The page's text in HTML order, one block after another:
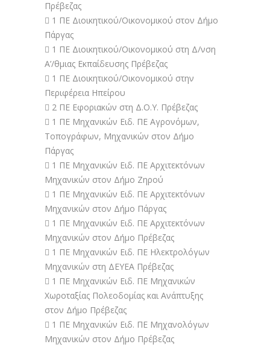
Πρέβεζας
 1 ΠΕ Διοικητικού/Οικονομικού στον Δήμο
Πάργας
 1 ΠΕ Διοικητικού/Οικονομικού στη Δ/νση
Α’/θμιας Εκπαίδευσης Πρέβεζας
 1 ΠΕ Διοικητικού/Οικονομικού στην
Περιφέρεια Ηπείρου
 2 ΠΕ Εφοριακών στη Δ.Ο.Υ. Πρέβεζας
 1 ΠΕ Μηχανικών Ειδ. ΠΕ Αγρονόμων,
Τοπογράφων, Μηχανικών στον Δήμο
Πάργας
 1 ΠΕ Μηχανικών Ειδ. ΠΕ Αρχιτεκτόνων
Μηχανικών στον Δήμο Ζηρού
 1 ΠΕ Μηχανικών Ειδ. ΠΕ Αρχιτεκτόνων
Μηχανικών στον Δήμο Πάργας
 1 ΠΕ Μηχανικών Ειδ. ΠΕ Αρχιτεκτόνων
Μηχανικών στον Δήμο Πρέβεζας
 1 ΠΕ Μηχανικών Ειδ. ΠΕ Ηλεκτρολόγων
Μηχανικών στη ΔΕΥΕΑ Πρέβεζας
 1 ΠΕ Μηχανικών Ειδ. ΠΕ Μηχανικών
Χωροταξίας Πολεοδομίας και Ανάπτυξης
στον Δήμο Πρέβεζας
 1 ΠΕ Μηχανικών Ειδ. ΠΕ Μηχανολόγων
Μηχανικών στον Δήμο Πρέβεζας